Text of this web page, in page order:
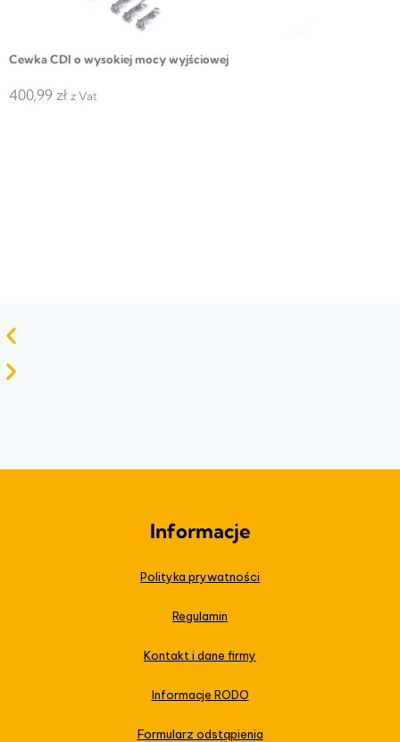
Cewka CDI o wysokiej mocy wyjściowej
400,99 zł z Vat
Informacje
Polityka prywatności
Regulamin
Kontakt i dane firmy
Informacje RODO
Formularz odstąpienia